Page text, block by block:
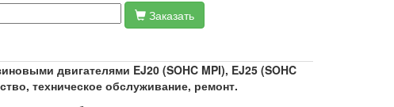
Заказать
двигателями EJ20 (SOHC MPI), EJ25 (SOHC
техническое обслуживание, ремонт.